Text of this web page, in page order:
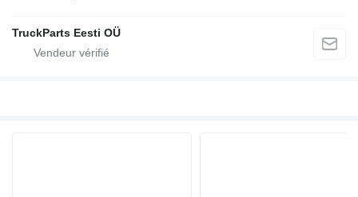
TruckParts Eesti OÜ